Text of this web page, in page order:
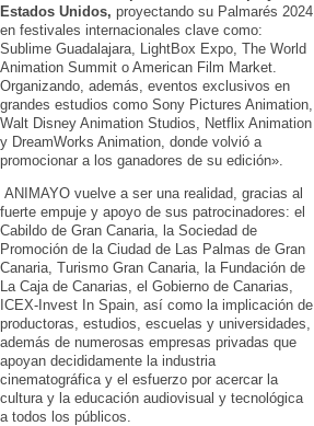
Estados Unidos, proyectando su Palmarés 2024
en festivales internacionales clave como:
Sublime Guadalajara, LightBox Expo, The World
Animation Summit o American Film Market.
Organizando, además, eventos exclusivos en
grandes estudios como Sony Pictures Animation,
Walt Disney Animation Studios, Netflix Animation
y DreamWorks Animation, donde volvió a
promocionar a los ganadores de su edición».
ANIMAYO vuelve a ser una realidad, gracias al
fuerte empuje y apoyo de sus patrocinadores: el
Cabildo de Gran Canaria, la Sociedad de
Promoción de la Ciudad de Las Palmas de Gran
Canaria, Turismo Gran Canaria, la Fundación de
La Caja de Canarias, el Gobierno de Canarias,
ICEX-Invest In Spain, así como la implicación de
productoras, estudios, escuelas y universidades,
además de numerosas empresas privadas que
apoyan decididamente la industria
cinematográfica y el esfuerzo por acercar la
cultura y la educación audiovisual y tecnológica
a todos los públicos.